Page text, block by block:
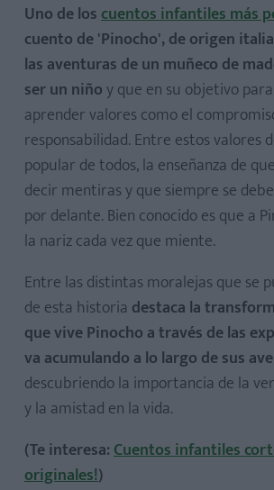
Uno de loscuentos infantiles más
cuento de 'Pinocho', de origen
las aventuras de un muñeco de
ser un niñoy que en su objetivo
aprender valores como el
responsabilidad. Entre estos valores
popular de todos, la enseñanza de
decir mentiras y que siempre se
por delante. Bien conocido es que a
la nariz cada vez que miente.
Entre las distintas moralejas que se
de esta historia destaca la
que vive Pinocho a través de las
va acumulando a lo largo de sus
descubriendo la importancia de la
y la amistad en la vida.
(Te interesa:Cuentos infantiles
originales!)